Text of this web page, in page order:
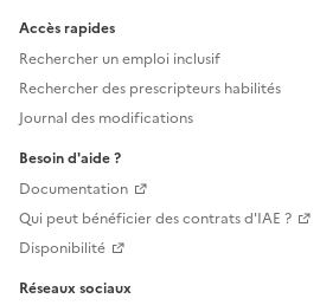
Accès rapides
Rechercher un emploi inclusif
Rechercher des prescripteurs habilités
Journal des modifications
Besoin d'aide ?
Documentation
Qui peut bénéficier des contrats d'IAE ?
Disponibilité
Réseaux sociaux